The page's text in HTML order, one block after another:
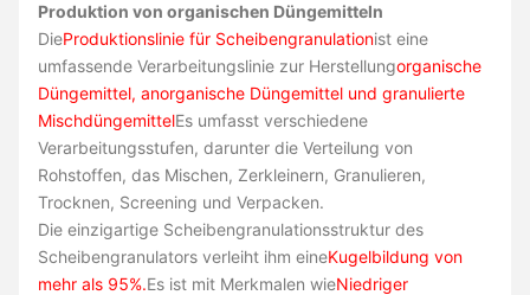
Produktion von organischen Düngemitteln
DieProduktionslinie für Scheibengranulationist eine
umfassende Verarbeitungslinie zur Herstellungorganische
Düngemittel, anorganische Düngemittel und granulierte
MischdüngemittelEs umfasst verschiedene
Verarbeitungsstufen, darunter die Verteilung von
Rohstoffen, das Mischen, Zerkleinern, Granulieren,
Trocknen, Screening und Verpacken.
Die einzigartige Scheibengranulationsstruktur des
Scheibengranulators verleiht ihm eineKugelbildung von
mehr als 95%.Es ist mit Merkmalen wieNiedriger